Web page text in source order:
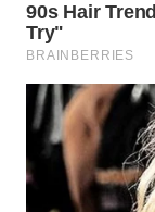
LISTRIK
TRAVEL
WAHANA
TV